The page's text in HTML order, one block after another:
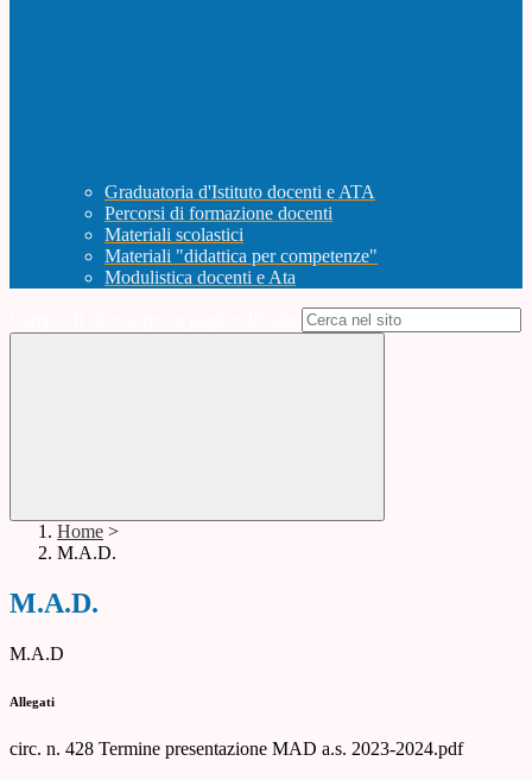
Graduatoria d'Istituto docenti e ATA
Percorsi di formazione docenti
Materiali scolastici
Materiali "didattica per competenze"
Modulistica docenti e Ata
Home >
M.A.D.
M.A.D.
M.A.D
Allegati
circ. n. 428 Termine presentazione MAD a.s. 2023-2024.pdf